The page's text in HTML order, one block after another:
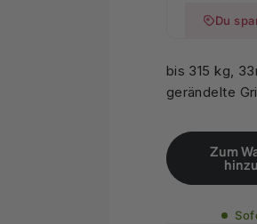
Du
bis 315 kg,
gerändelte
Zum